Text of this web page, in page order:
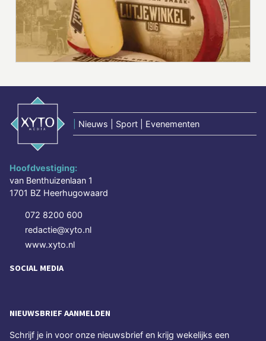
Nieuws | Sport | Evenementen
Hoofdvestiging:
van Benthuizenlaan 1
1701 BZ Heerhugowaard
072 8200 600
redactie@xyto.nl
www.xyto.nl
SOCIAL MEDIA
NIEUWSBRIEF AANMELDEN
Schrijf je in voor onze nieuwsbrief en krijg wekelijks een